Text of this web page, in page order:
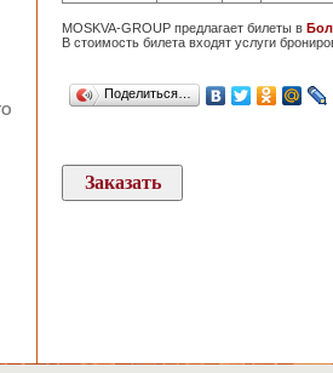
MOSKVA-GROUP предлагает билеты в
В стоимость билета входят услуги
Поделиться…